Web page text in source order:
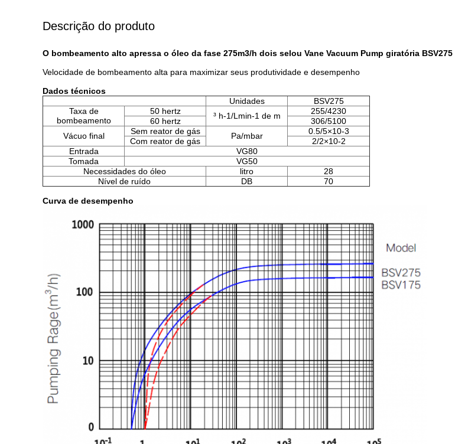
Descrição do produto
O bombeamento alto apressa o óleo da fase 275m3/h dois selou Vane Vacuum Pump giratória BSV275
Velocidade de bombeamento alta para maximizar seus produtividade e desempenho
Dados técnicos
Unidades
BSV275
Taxa de
bombeamento
50 hertz ³ h-1/Lmin-1 de m
255/4230
60 hertz
306/5100
Vácuo final
Sem reator de gás Pa/mbar
0.5/5×10-3
Com reator de gás
2/2×10-2
Entrada
VG80
Tomada
VG50
Necessidades do óleo
litro
28
Nível de ruído
DB 70
Curva de desempenho